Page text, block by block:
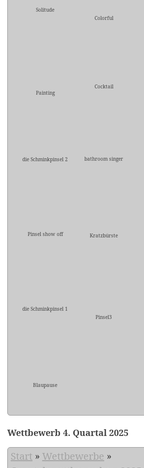
Solitude
Colorful
Painting
Cocktail
die Schminkpinsel 2
bathroom singer
Pinsel show off Kratzbürste
die Schminkpinsel 1
Pinsel3
Blaupause
Wettbewerb 4. Quartal 2025
Start » Wettbewerbe »